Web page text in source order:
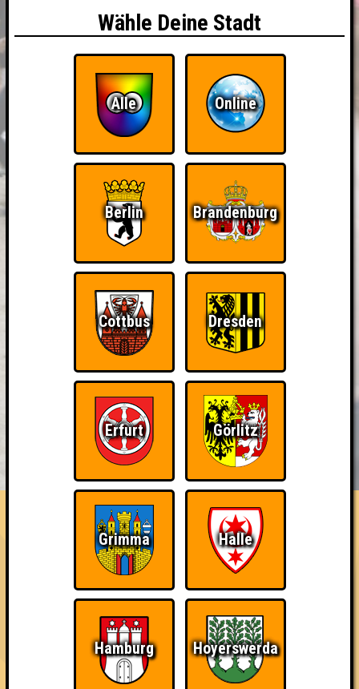
HIGHSCORE RESERVIERUNG
FAQ ÜBER UNS
Quizveteran
Nehmt an 50 Quizlaboren teil
~ Noch nicht erreicht ~
Wähle Deine Stadt
Alle Online
Berlin Brandenburg
Cottbus Dresden
Erfurt Görlitz
Grimma Halle
Hamburg Hoyerswerda